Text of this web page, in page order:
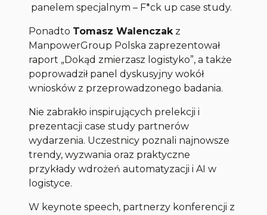
panelem specjalnym – F*ck up case study.
Ponadto Tomasz Walenczakz
ManpowerGroup Polska zaprezentował
raport „Dokąd zmierzasz logistyko”, a także
poprowadził panel dyskusyjny wokół
wniosków z przeprowadzonego badania.
Nie zabrakło inspirujących prelekcji i
prezentacjicase study partnerów
wydarzenia. Uczestnicy poznali najnowsze
trendy, wyzwania oraz praktyczne
przykłady wdrożeń automatyzacji i AI w
logistyce.
W keynote speech, partnerzy konferencji z